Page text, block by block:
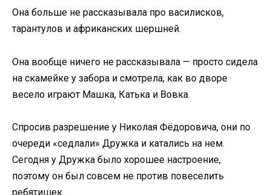
Она больше не рассказывала про василисков,
тарантулов и африканских шершней.
Она вообще ничего не рассказывала — просто сидела
на скамейке у забора и смотрела, как во дворе
весело играют Машка, Катька и Вовка.
Спросив разрешение у Николая Фёдоровича, они по
очереди «седлали» Дружка и катались на нем.
Сегодня у Дружка было хорошее настроение,
поэтому он был совсем не против повеселить
ребятишек.